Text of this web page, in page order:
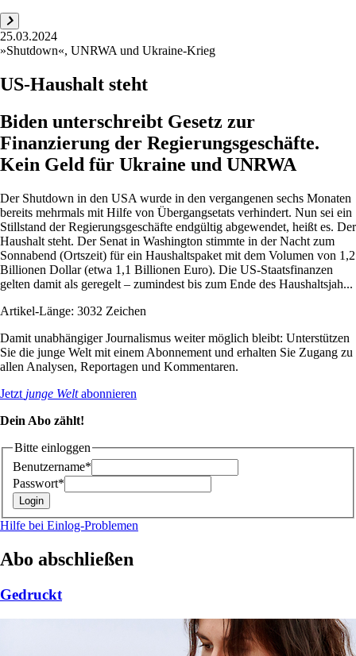
25.03.2024
»Shutdown«, UNRWA und Ukraine-Krieg
US-Haushalt steht
Biden unterschreibt Gesetz zur
Finanzierung der Regierungsgeschäfte.
Kein Geld für Ukraine und UNRWA
Der Shutdown in den USA wurde in den vergangenen sechs Monaten
bereits mehrmals mit Hilfe von Übergangsetats verhindert. Nun sei ein
Stillstand der Regierungsgeschäfte endgültig abgewendet, heißt es. Der
Haushalt steht. Der Senat in Washington stimmte in der Nacht zum
Sonnabend (Ortszeit) für ein Haushaltspaket mit dem Volumen von 1,2
Billionen Dollar (etwa 1,1 Billionen Euro). Die US-Staatsfinanzen
gelten damit als geregelt – zumindest bis zum Ende des Haushaltsjah...
Artikel-Länge: 3032 Zeichen
Damit unabhängiger Journalismus weiter möglich bleibt: Unterstützen
Sie die junge Welt mit einem Abonnement und erhalten Sie Zugang zu
allen Analysen, Reportagen und Kommentaren.
Jetzt junge Weltabonnieren
Dein Abo zählt!
Bitte einloggen
Benutzername*
Passwort*
Hilfe bei Einlog-Problemen
Abo abschließen
Gedruckt